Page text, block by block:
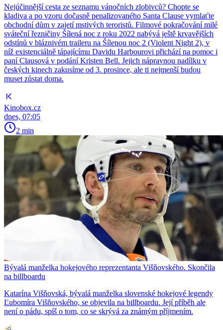
Nejúčinnější cesta ze seznamu vánočních zlobivců? Chopte se
kladiva a po vzoru dočasně penalizovaného Santa Clause vymlaťte
obchodní dům v zajetí mstivých teroristů. Filmové pokračování milé
sváteční řezničiny Šílená noc z roku 2022 nabývá ještě krvavějších
odstínů v bláznivém traileru na Šílenou noc 2 (Violent Night 2), v
níž existenciálně tápajícímu Davidu Harbourovi přichází na pomoc i
paní Clausová v podání Kristen Bell. Jejich nápravnou nadílku v
českých kinech zakusíme od 3. prosince, ale ti nejmenší budou
muset zůstat doma.
Kinobox.cz
dnes, 07:05
2 min
Bývalá manželka hokejového reprezentanta Višňovského. Skončila
na billboardu
Katarína Višňovská, bývalá manželka slovenské hokejové legendy
Ľubomíra Višňovského, se objevila na billboardu. Její příběh ale
není o pádu, spíš o tom, co se skrývá za známým příjmením.